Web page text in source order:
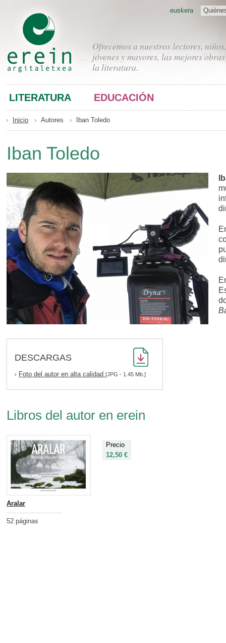
Ofrecemos a nuestros lectores, niños,
jóvenes y mayores, las mejores
la literatura.
euskera
LITERATURA EDUCACIÓN
Inicio Autores Iban Toledo
Iban Toledo
DESCARGAS
Foto del autor en alta calidad [JPG - 1.45 Mb.]
Libros del autor en erein
Precio
12,50 €
Aralar
52 páginas